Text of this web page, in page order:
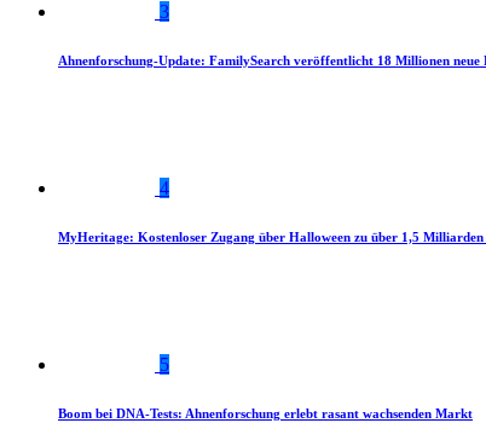
3
Ahnenforschung-Update: FamilySearch veröffentlicht 18 Millionen neue
4
MyHeritage: Kostenloser Zugang über Halloween zu über 1,5 Milliarden
5
Boom bei DNA-Tests: Ahnenforschung erlebt rasant wachsenden Markt